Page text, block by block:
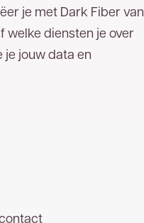
je met Dark Fiber van
welke diensten je over
jouw data en